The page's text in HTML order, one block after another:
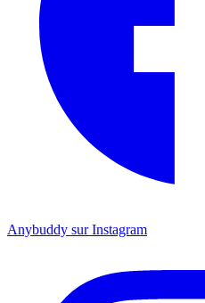
Anybuddy sur Instagram